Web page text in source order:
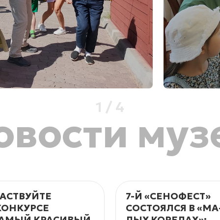
1 / 4
7-Й «СЕНОФЕСТ»
СОСТОЯЛСЯ В